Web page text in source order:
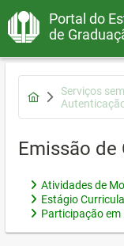
Portal do
de
Serviços sem
Emissão
Atividades de
Estágio
Participação em